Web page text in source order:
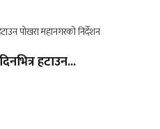
हटाउन...